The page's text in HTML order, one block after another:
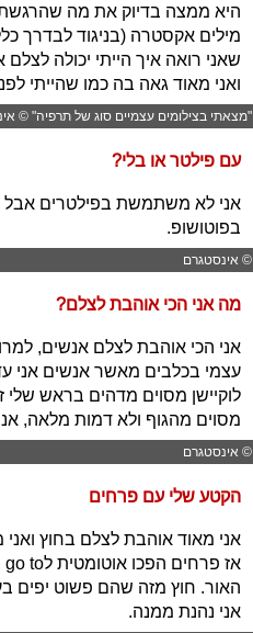
היא ממצה בדיוק את מה
שאני רואה איך הייתי יכולה
ואני מאוד גאה בה כמו שהייתי לפני 3 שנים כצילמתי
"מצאתי בצילומים עצמיים סוג של תרפיה" ©
עם פילטר או בלי?
אני לא משתמשת בפילטרים אבל
בפוטושופ.
© אינסטגרם
מה אני הכי אוהבת לצלם?
אני הכי אוהבת לצלם אנשים,
עצמי בכלבים מאשר אנשים אני
לוקיישן מסוים מדהים בראש
מסוים מהגוף ולא דמות מלאה,
© אינסטגרם
הקטע שלי עם פרחים
אני מאוד אוהבת לצלם בחוץ
האור. חוץ מזה שהם פשוט יפים
אני נהנת ממנה.